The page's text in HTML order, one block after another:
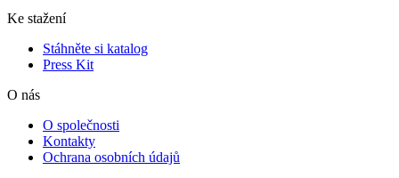
Ke stažení
Stáhněte si katalog
Press Kit
O nás
O společnosti
Kontakty
Ochrana osobních údajů